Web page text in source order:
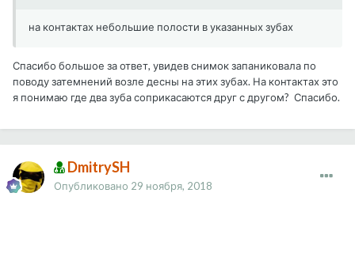
на контактах небольшие полости в указанных зубах
Спасибо большое за ответ, увидев снимок запаниковала по
поводу затемнений возле десны на этих зубах. На контактах это
я понимаю где два зуба соприкасаются друг с другом? Спасибо.
DmitrySH
Опубликовано 29 ноября, 2018